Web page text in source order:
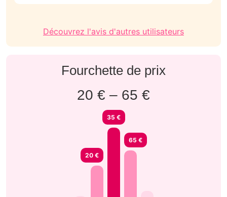
Découvrez l'avis d'autres utilisateurs
Fourchette de prix
20 € – 65 €
20 €
35 €
65 €